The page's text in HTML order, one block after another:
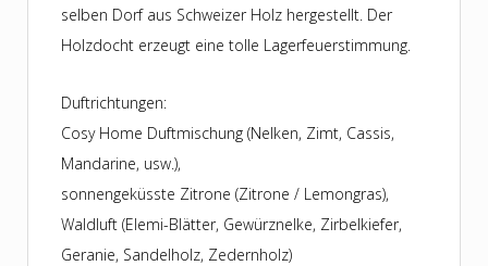
selben Dorf aus Schweizer Holz hergestellt. Der
Holzdocht erzeugt eine tolle Lagerfeuerstimmung.
Duftrichtungen:
Cosy Home Duftmischung (Nelken, Zimt, Cassis,
Mandarine, usw.),
sonnengeküsste Zitrone (Zitrone / Lemongras),
Waldluft (Elemi-Blätter, Gewürznelke, Zirbelkiefer,
Geranie, Sandelholz, Zedernholz)